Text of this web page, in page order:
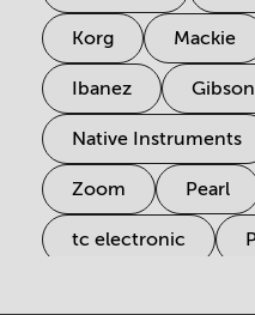
Korg Mackie
Ibanez Gibson
Native Instruments
Zoom Pearl
tc electronic